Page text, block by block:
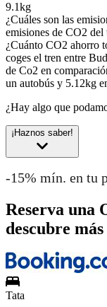
9.1kg
¿Cuáles son las
emisiones de CO2 del
¿Cuánto CO2 ahorro
coges el tren entre
de Co2 en
un autobús y 5.12kg
¿Hay algo que
¡Haznos saber!
-15% mín. en tu
Reserva una
descubre
Tata